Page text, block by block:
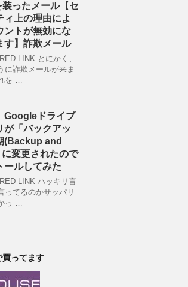
ったメール【セ
ィ上の理由によ
ントが無効にな
す】詐欺メール
LINK とにかく、
に詐欺メールが来ま
を …
Googleドライブ
が「バックアッ
(Backup and
変更されたので
ールしてみた
LINK ハッキリ言
ってるのかサッパリ
っ …
ってます